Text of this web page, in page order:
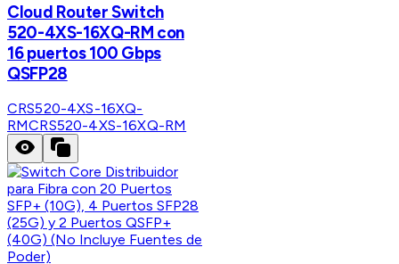
Cloud Router Switch
520-4XS-16XQ-RM con
16 puertos 100 Gbps
QSFP28
CRS520-4XS-16XQ-
RMCRS520-4XS-16XQ-RM